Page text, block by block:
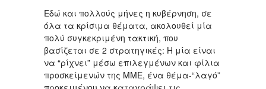
Εδώ και πολλούς μήνες η κυβέρνηση, σε
όλα τα κρίσιμα θέματα, ακολουθεί μία
πολύ συγκεκριμένη τακτική, που
βασίζεται σε 2 στρατηγικές: Η μία είναι
να “ρίχνει” μέσω επιλεγμένων και φίλια
προσκείμενών της ΜΜΕ, ένα θέμα-“λαγό”